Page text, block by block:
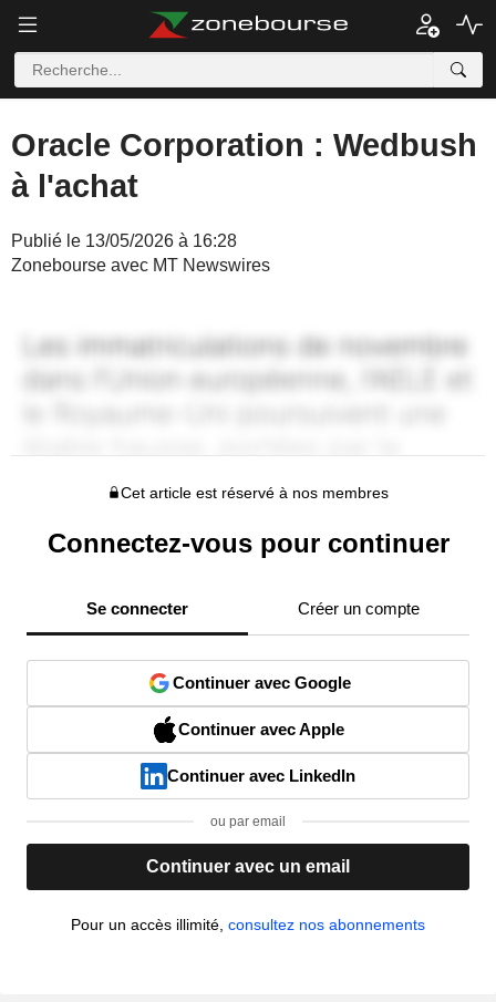
Oracle Corporation : Wedbush
à l'achat
Publié le 13/05/2026 à 16:28
Zonebourse avec MT Newswires
Cet article est réservé à nos membres
Connectez-vous pour continuer
Se connecter Créer un compte
Continuer avec Google
Continuer avec Apple
Continuer avec LinkedIn
ou par email
Continuer avec un email
Pour un accès illimité, consultez nos abonnements